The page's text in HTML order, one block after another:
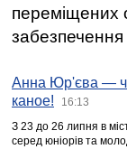
переміщених
забезпечення
Анна Юр'єва —
каное!
16:13
З 23 до 26 липня в
серед юніорів та